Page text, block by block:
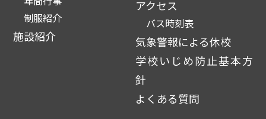
制服紹介
施設紹介
アクセス
バス時刻表
気象警報による休校
学校いじめ防止基本方
針
よくある質問